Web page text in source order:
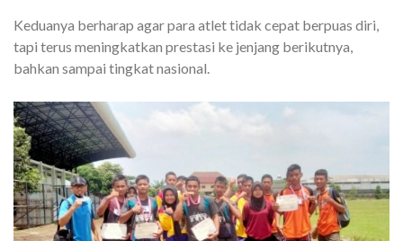
Keduanya berharap agar para atlet tidak cepat berpuas diri,
tapi terus meningkatkan prestasi ke jenjang berikutnya,
bahkan sampai tingkat nasional.